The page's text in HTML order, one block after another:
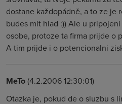
dostane každopádně, a to ze je
budes mit hlad :)) Ale u
osobe, protoze ta firma prijde o
A tim prijde i o potencionalni
MeTo(4.2.2006 12:30:01)
Otazka je, pokud de o sluzbu s